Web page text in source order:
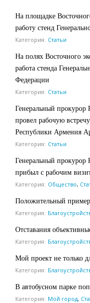
На площадке
работу стенд
Категория: Статьи
На полях Восточного
работа стенда
Федерации
Категория: Статьи
Генеральный прокурор
провел рабочую
Республики Армения
Категория: Статьи
Генеральный прокурор
прибыл с рабочим
Категория: Общество,
Положительный пример
Категория:
Отставания
Категория:
Мой проект не только
Категория:
В автобусном парке
Категория: Мой город,